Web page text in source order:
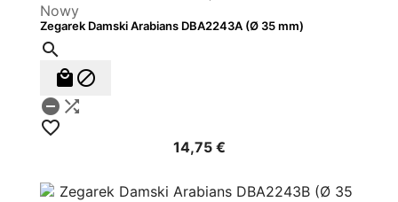
Nowy
Zegarek Damski Arabians DBA2243A (Ø 35 mm)

 
 

14,75 €